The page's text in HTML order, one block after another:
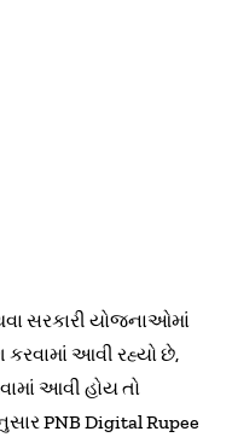
સરકારી યોજનાઓમાં
કરવામાં આવી રહ્યો છે,
આવી હોય તો
PNB Digital Rupee